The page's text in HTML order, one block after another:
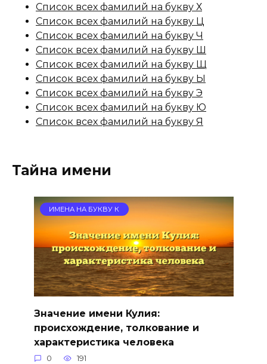
Список всех фамилий на букву Х
Список всех фамилий на букву Ц
Список всех фамилий на букву Ч
Список всех фамилий на букву Ш
Список всех фамилий на букву Щ
Список всех фамилий на букву Ы
Список всех фамилий на букву Э
Список всех фамилий на букву Ю
Список всех фамилий на букву Я
Тайна имени
ИМЕНА НА БУКВУ К
Значение имени Кулия:
происхождение, толкование и
характеристика человека
0 191